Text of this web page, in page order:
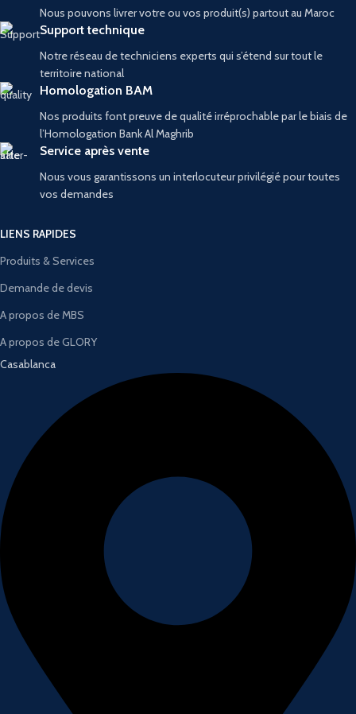
Nous pouvons livrer votre ou vos produit(s) partout au Maroc
Support technique
Notre réseau de techniciens experts qui s’étend sur tout le
territoire national
Homologation BAM
Nos produits font preuve de qualité irréprochable par le biais de
l’Homologation Bank Al Maghrib
Service après vente
Nous vous garantissons un interlocuteur privilégié pour toutes
vos demandes
LIENS RAPIDES
Produits & Services
Demande de devis
A propos de MBS
A propos de GLORY
Casablanca